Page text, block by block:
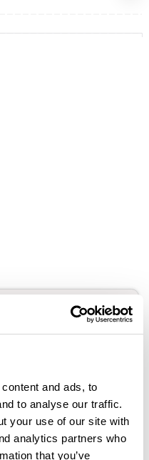
and ads, to
to analyse our traffic.
your use of our site with
analytics partners who
that you’ve
alcuna recensione.
inviare una recensione!